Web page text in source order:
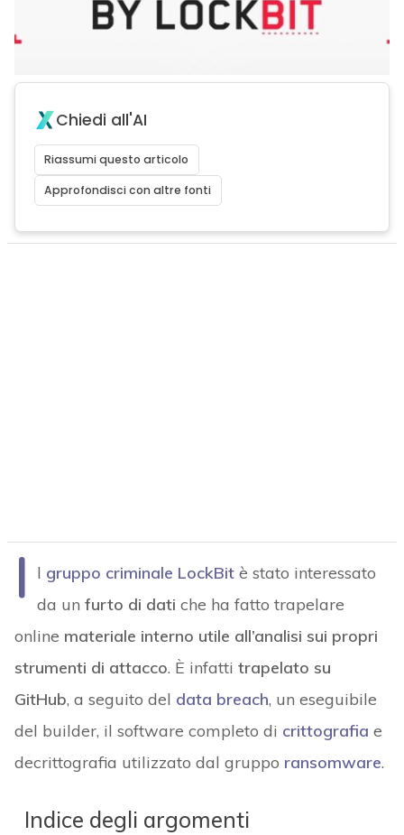
Chiedi all'AI
Riassumi questo articolo
Approfondisci con altre fonti
I l gruppo criminale LockBitè stato interessato
da un furto di dati che ha fatto trapelare
online materiale interno utile all’analisi sui propri
strumenti di attacco. È infatti trapelato su
GitHub, a seguito del data breach, un eseguibile
del builder, il software completo di crittografia e
decrittografia utilizzato dal gruppo ransomware.
Indice degli argomenti